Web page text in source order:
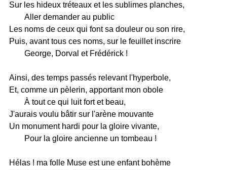
Sur les hideux tréteaux et les sublimes planches,
Aller demander au public
Les noms de ceux qui font sa douleur ou son rire,
Puis, avant tous ces noms, sur le feuillet inscrire
George, Dorval et Frédérick !
Ainsi, des temps passés relevant l'hyperbole,
Et, comme un pèlerin, apportant mon obole
À tout ce qui luit fort et beau,
J'aurais voulu bâtir sur l'arène mouvante
Un monument hardi pour la gloire vivante,
Pour la gloire ancienne un tombeau !
Hélas ! ma folle Muse est une enfant bohème